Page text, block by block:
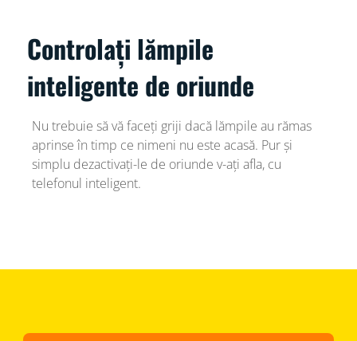
Controlați lămpile
inteligente de oriunde
Nu trebuie să vă faceți griji dacă lămpile au rămas
aprinse în timp ce nimeni nu este acasă. Pur și
simplu dezactivați-le de oriunde v-ați afla, cu
telefonul inteligent.